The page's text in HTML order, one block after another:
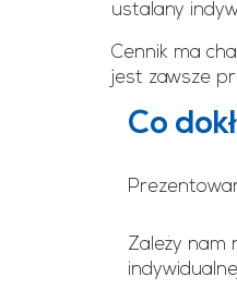
ustalany
Cennik ma
jest zawsze
Co
Zależy nam